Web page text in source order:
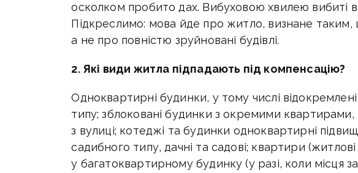
осколком пробито дах. Вибуховою хвилею вибиті
Підкреслимо: мова йде про житло, визнане таким,
а не про повністю зруйновані будівлі.
2. Які види житла підпадають під компенсацію?
Одноквартирні будинки, у тому числі
типу; зблоковані будинки з окремими
з вулиці; котеджі та будинки одноквартирні
садибного типу, дачні та садові; квартири
у багатоквартирному будинку (у разі, коли місця